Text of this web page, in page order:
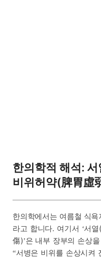
한의학적 해석:
비위허약(脾胃虛
한의학에서는 여름철 식
라고 합니다. 여기서 ‘서
傷)’은 내부 장부의 손상
“서병은 비위를 손상시켜